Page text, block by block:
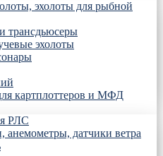
эхолоты для рыбной
трансдьюсеры
эхолоты
картплоттеров и МФД
РЛС
анемометры, датчики ветра